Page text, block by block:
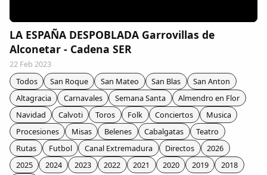
Comunidad
Colaboradores
AlkoTV
Biblioteca
Periódico Alconétar
LA ESPAÑA DESPOBLADA Garrovillas de
Alconetar - Cadena SER
22 Feb 2023
Todos
San Roque San Mateo San Blas
San Anton
Altagracia
Carnavales Semana Santa
Almendro en Flor
Navidad
Calvoti Toros Folk Conciertos
Musica
Procesiones
Misas Belenes Cabalgatas
Teatro
Rutas
Futbol Canal Extremadura Directos
2026
2025
2024 2023 2022 2021 2020 2019
2018